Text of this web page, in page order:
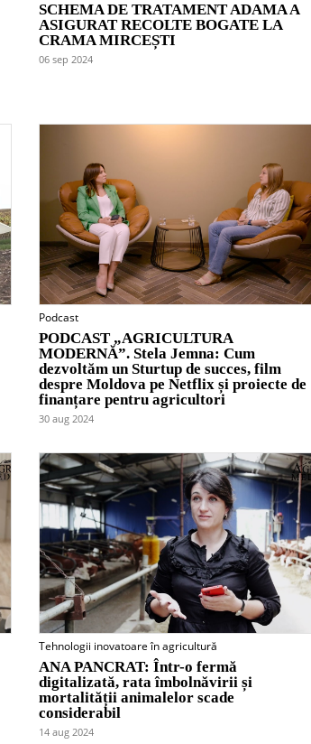
SCHEMA DE TRATAMENT ADAMA A
ASIGURAT RECOLTE BOGATE LA
CRAMA MIRCEȘTI
06 sep 2024
Podcast
PODCAST „AGRICULTURA
MODERNĂ”. Stela Jemna: Cum
dezvoltăm un Sturtup de succes, film
despre Moldova pe Netflix și proiecte de
finanțare pentru agricultori
30 aug 2024
Tehnologii inovatoare în agricultură
ANA PANCRAT: Într-o fermă
digitalizată, rata îmbolnăvirii și
mortalității animalelor scade
considerabil
14 aug 2024